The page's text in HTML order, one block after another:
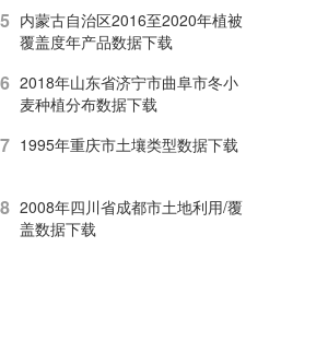
5 内蒙古自治区2016至2020年植被
覆盖度年产品数据下载
6 2018年山东省济宁市曲阜市冬小
麦种植分布数据下载
7 1995年重庆市土壤类型数据下载
8 2008年四川省成都市土地利用/覆
盖数据下载